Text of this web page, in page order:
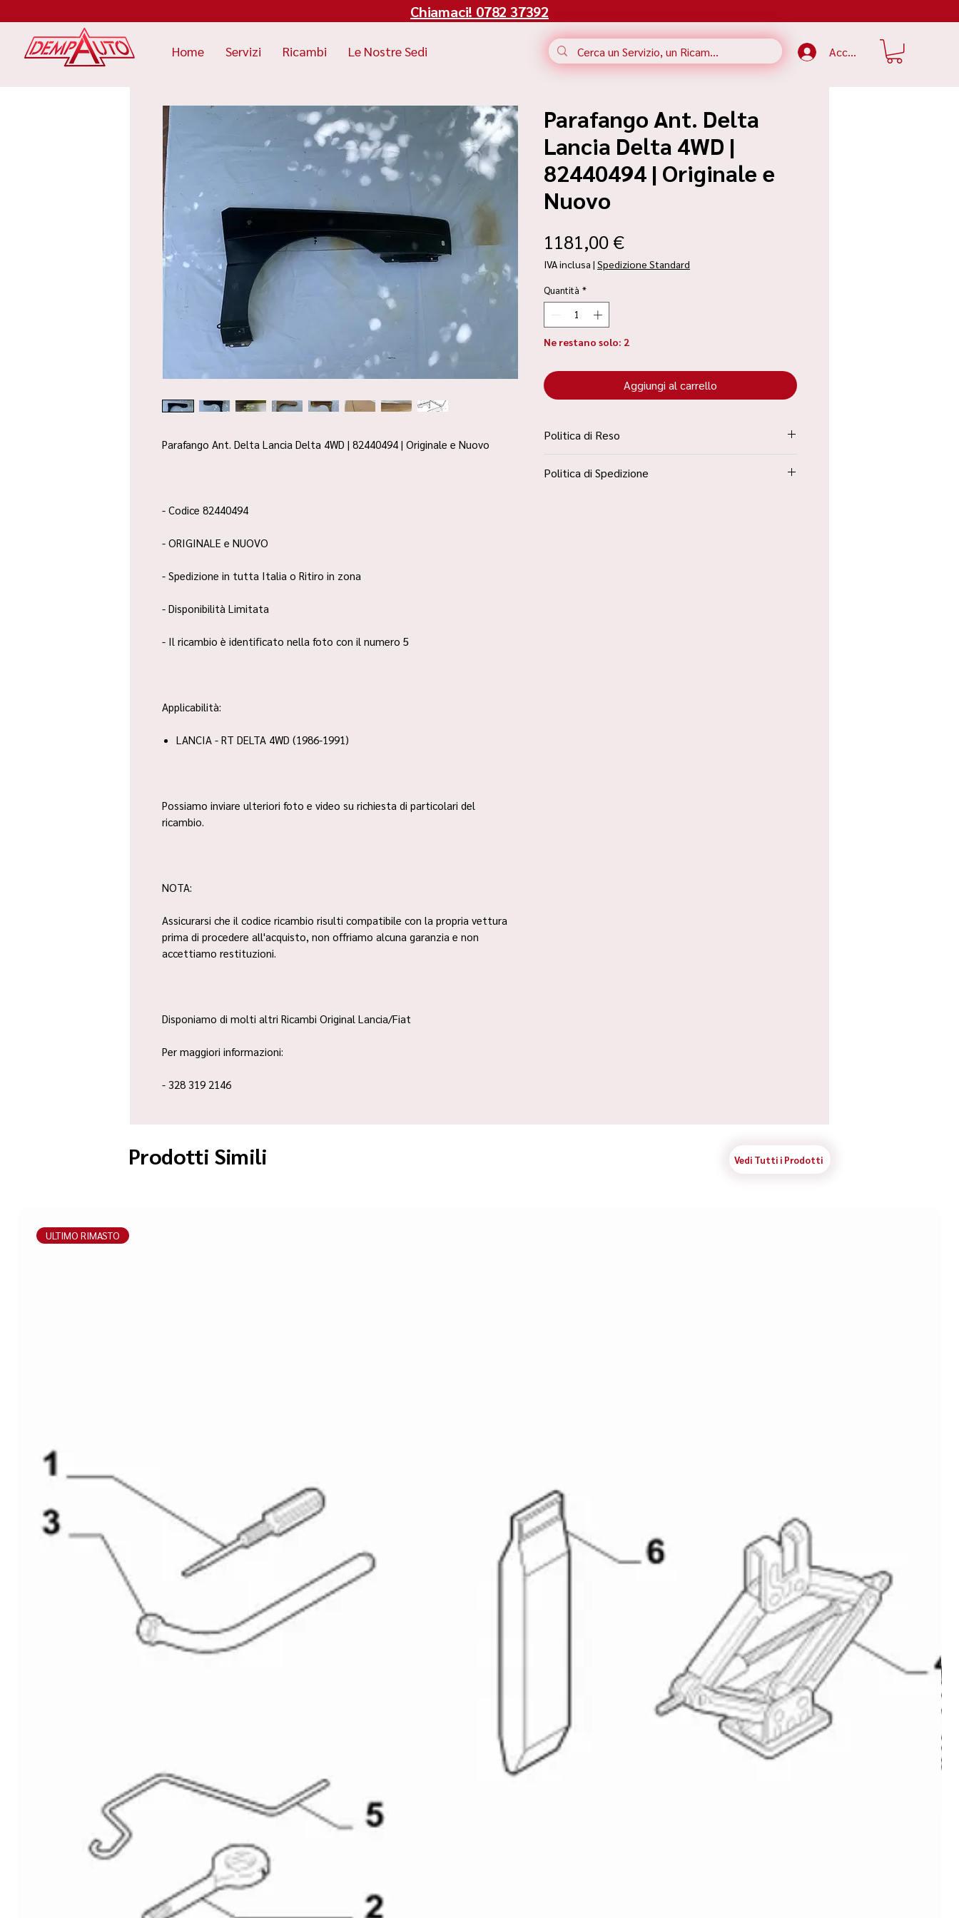
Chiamaci! 0782 37392
Accedi
Home Servizi Ricambi Le Nostre Sedi
Parafango Ant. Delta Lancia Delta 4WD | 82440494 | Originale e Nuovo
- Codice 82440494
- ORIGINALE e NUOVO
- Spedizione in tutta Italia o Ritiro in zona
- Disponibilità Limitata
- Il ricambio è identificato nella foto con il numero 5
Applicabilità:
LANCIA - RT DELTA 4WD (1986-1991)
Possiamo inviare ulteriori foto e video su richiesta di particolari del
ricambio.
NOTA:
Assicurarsi che il codice ricambio risulti compatibile con la propria vettura
prima di procedere all'acquisto, non offriamo alcuna garanzia e non
accettiamo restituzioni.
Disponiamo di molti altri Ricambi Original Lancia/Fiat
Per maggiori informazioni:
- 328 319 2146
Parafango Ant. Delta
Lancia Delta 4WD |
82440494 | Originale e
Nuovo
1181,00 €Prezzo
IVA inclusa | Spedizione Standard
Quantità *
Ne restano solo: 2
Aggiungi al carrello
Politica di Reso
Condizioni”
Politica di Spedizione
Prodotti Simili Vedi Tutti i Prodotti
ULTIMO RIMASTO